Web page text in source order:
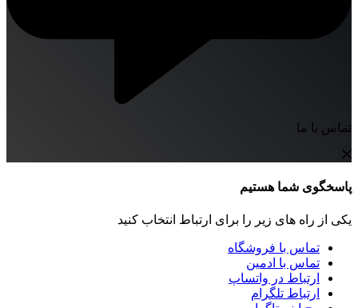
تماس با ما
پاسخگوی شما هستیم
یکی از راه های زیر را برای ارتباط انتخاب کنید
تماس با فروشگاه
تماس با ادمین
ارتباط در واتساپ
ارتباط تلگرام